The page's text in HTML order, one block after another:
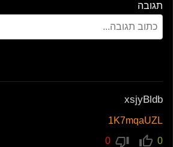
תגובה
xsjyBldb
1K7mqaUZL
0